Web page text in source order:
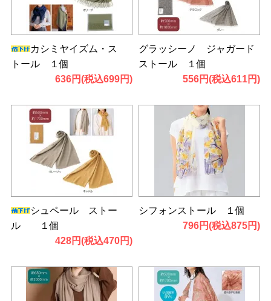
カシミヤイズム・ス
トール １個
636円(税込699円)
グラッシーノ ジャガード
ストール １個
556円(税込611円)
シュペール ストー
ル １個
428円(税込470円)
シフォンストール １個
796円(税込875円)